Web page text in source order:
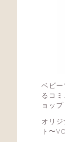
ベビ
るコ
ョッ
オリ
ト〜